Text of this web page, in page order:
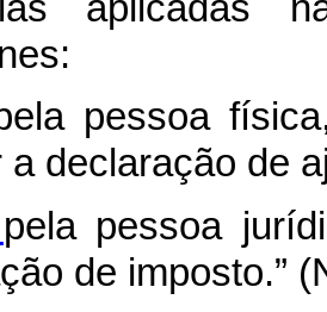
pessoa
a declaração de
pela pessoa
de imposto.”